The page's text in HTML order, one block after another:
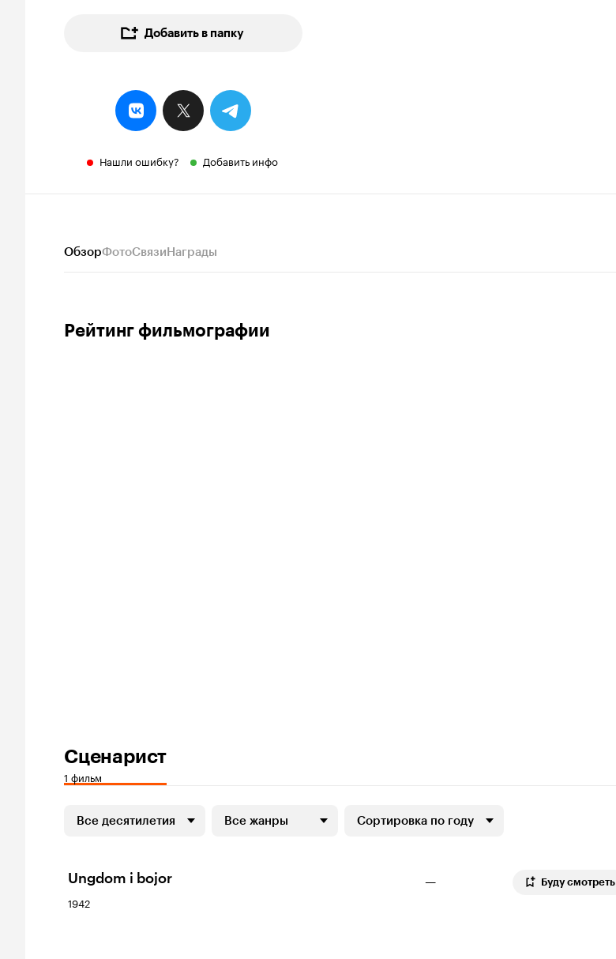
Добавить в папку
Нашли ошибку? Добавить инфо
ОбзорФотоСвязиНаграды
Рейтинг фильмографии
Сценарист
1 фильм
Все десятилетия Все жанры Сортировка по году
Ungdom i bojor
1942
— Буду смотреть